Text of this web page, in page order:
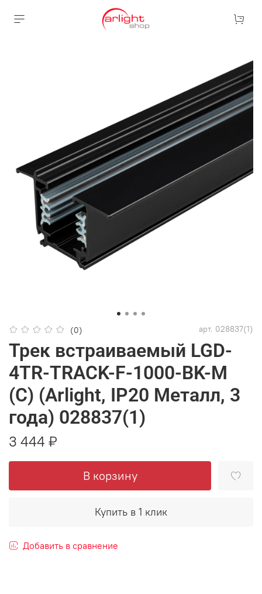
(0) арт. 028837(1)
Трек встраиваемый LGD-
4TR-TRACK-F-1000-BK-M
(C) (Arlight, IP20 Металл, 3
года) 028837(1)
3 444 ₽
В корзину
Купить в 1 клик
Добавить в сравнение